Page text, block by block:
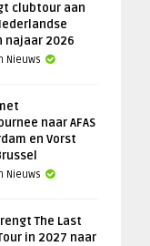
clubtour aan
najaar 2026
Nieuws
naar AFAS
en Vorst
Nieuws
The Last
in 2027 naar